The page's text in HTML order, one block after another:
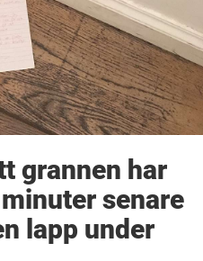
grannen har
senare
lapp under